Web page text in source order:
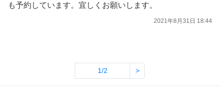
も予約しています。宜しくお願いします。
2021年8月31日 18:44
1/2 >